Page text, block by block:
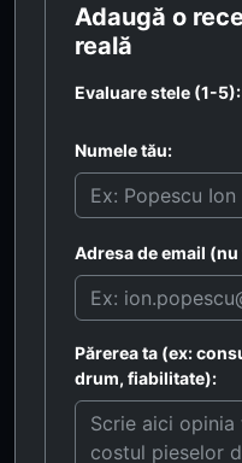
Adaugă o
reală
Evaluare stele (1-5):
Numele tău:
Adresa de email
Părerea ta (ex:
drum, fiabilitate):